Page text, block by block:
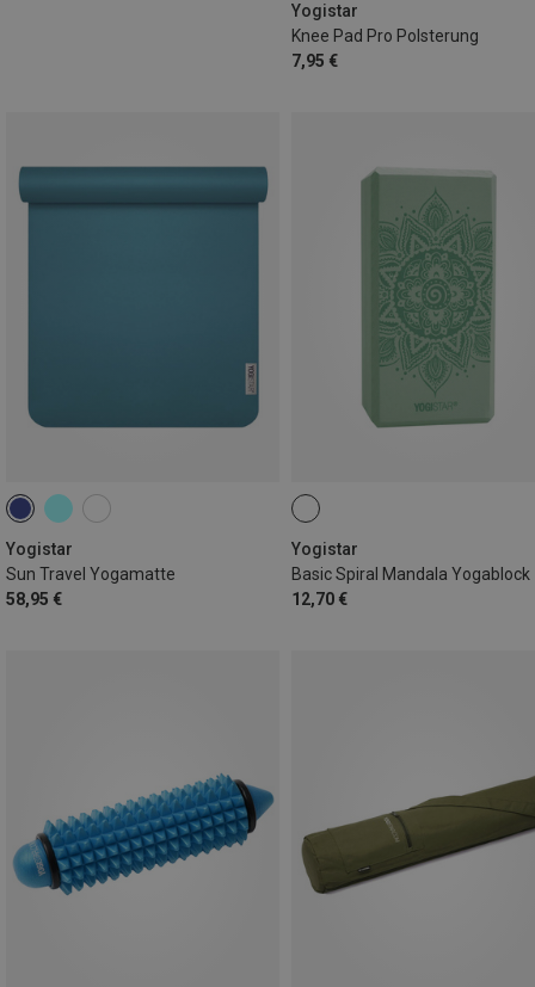
Yogistar
Knee Pad Pro Polsterung
7,95 €
Yogistar
Sun Travel Yogamatte
58,95 €
Yogistar
Basic Spiral Mandala Yogablock
12,70 €